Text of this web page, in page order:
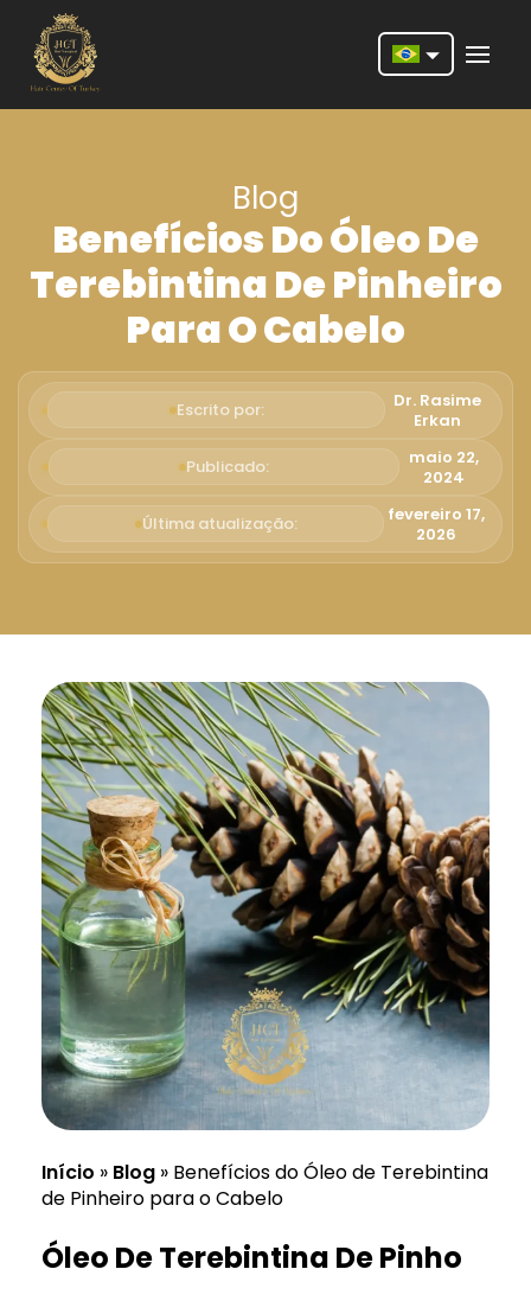
Deutsch
Português
Español
Türkçe
Italiano
Română
Русский
Svenska
Blog
Benefícios Do Óleo De
Terebintina De Pinheiro
Para O Cabelo
Escrito por:
Dr. Rasime
Erkan
Publicado:
maio 22,
2024
Última atualização:
fevereiro 17,
2026
Início » Blog » Benefícios do Óleo de Terebintina
de Pinheiro para o Cabelo
Óleo De Terebintina De Pinho